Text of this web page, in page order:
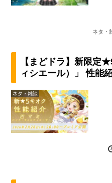
ネタ・
【まどドラ】新限定
ィシエール）」 性能
ネタ・雑談